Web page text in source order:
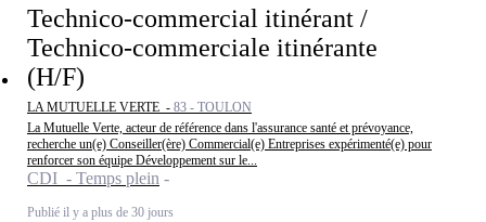
Technico-commercial itinérant /
Technico-commerciale itinérante
(H/F)
LA MUTUELLE VERTE - 83 - TOULON
La Mutuelle Verte, acteur de référence dans l'assurance santé et prévoyance,
recherche un(e) Conseiller(ère) Commercial(e) Entreprises expérimenté(e) pour
renforcer son équipe Développement sur le...
CDI - Temps plein
Publié il y a plus de 30 jours